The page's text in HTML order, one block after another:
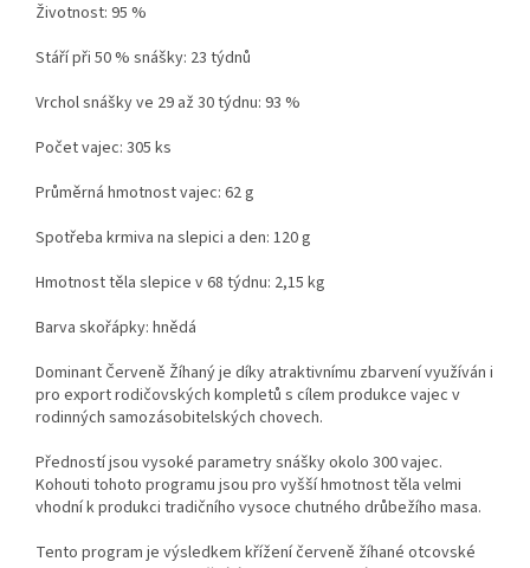
Životnost: 95 %
Stáří při 50 % snášky: 23 týdnů
Vrchol snášky ve 29 až 30 týdnu: 93 %
Počet vajec: 305 ks
Průměrná hmotnost vajec: 62 g
Spotřeba krmiva na slepici a den: 120 g
Hmotnost těla slepice v 68 týdnu: 2,15 kg
Barva skořápky: hnědá
Dominant Červeně Žíhaný je díky atraktivnímu zbarvení využíván i
pro export rodičovských kompletů s cílem produkce vajec v
rodinných samozásobitelských chovech.
Předností jsou vysoké parametry snášky okolo 300 vajec.
Kohouti tohoto programu jsou pro vyšší hmotnost těla velmi
vhodní k produkci tradičního vysoce chutného drůbežího masa.
Tento program je výsledkem křížení červeně žíhané otcovské